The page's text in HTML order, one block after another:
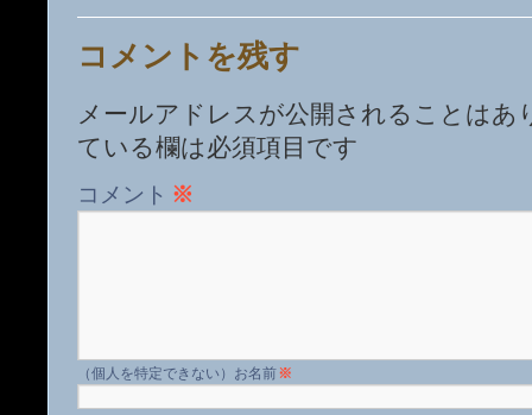
コメントを残す
メールアドレスが公開されることはあ
ている欄は必須項目です
コメント ※
名前※